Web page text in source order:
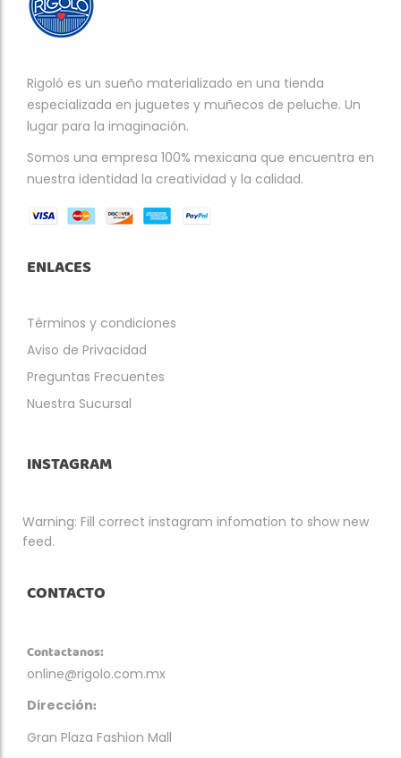
Rigoló es un sueño materializado en una tienda
especializada en juguetes y muñecos de peluche. Un
lugar para la imaginación.
Somos una empresa 100% mexicana que encuentra en
nuestra identidad la creatividad y la calidad.
ENLACES
Términos y condiciones
Aviso de Privacidad
Preguntas Frecuentes
Nuestra Sucursal
INSTAGRAM
Warning: Fill correct instagram infomation to show new
feed.
CONTACTO
Contactanos:
online@rigolo.com.mx
Dirección:
Gran Plaza Fashion Mall